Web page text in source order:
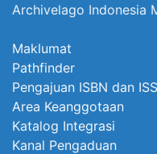
Archivelago Indonesia
Maklumat
Pathfinder
Pengajuan ISBN dan
Area Keanggotaan
Katalog Integrasi
Kanal Pengaduan